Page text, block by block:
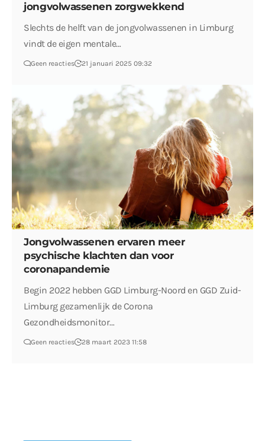
jongvolwassenen zorgwekkend
Slechts de helft van de jongvolwassenen in Limburg
vindt de eigen mentale…
Geen reacties 21 januari 2025 09:32
Jongvolwassenen ervaren meer
psychische klachten dan voor
coronapandemie
Begin 2022 hebben GGD Limburg-Noord en GGD Zuid-
Limburg gezamenlijk de Corona
Gezondheidsmonitor…
Geen reacties 28 maart 2023 11:58